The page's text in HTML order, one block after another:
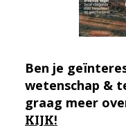
Ben je
wetenschap &
graag meer
KIJK!